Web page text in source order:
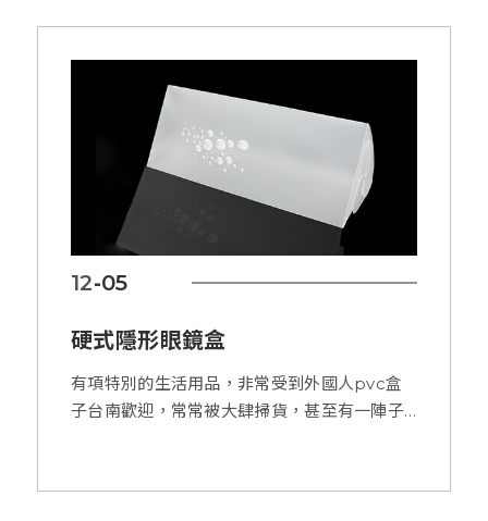
12-05
硬式隱形眼鏡盒
有項特別的生活用品，非常受到外國人pvc盒
子台南歡迎，常常被大肆掃貨，甚至有一陣子
輕巧pvc盒工廠易攜。